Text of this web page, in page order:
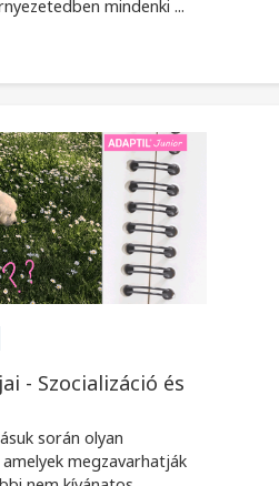
mindenki ...
- Szocializáció és
során olyan
megzavarhatják